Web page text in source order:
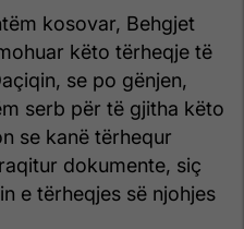
kosovar, Behgjet
këto tërheqje të
se po gënjen,
serb për të gjitha këto
se kanë tërhequr
dokumente, siç
e tërheqjes së njohjes